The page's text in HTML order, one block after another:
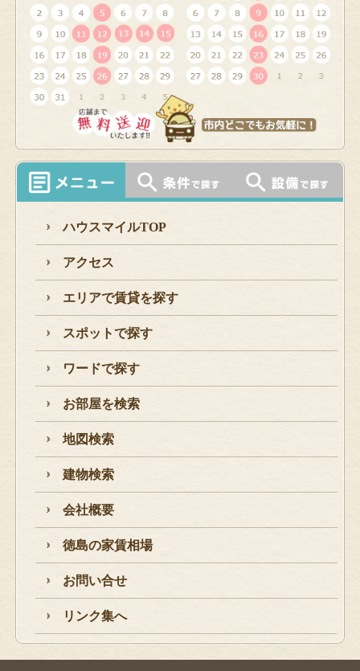
ハウスマイルTOP
アクセス
エリアで賃貸を探す
スポットで探す
ワードで探す
お部屋を検索
地図検索
建物検索
会社概要
徳島の家賃相場
お問い合せ
リンク集へ